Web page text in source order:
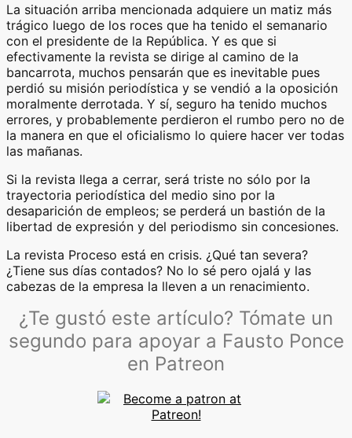
La situación arriba mencionada adquiere un matiz más
trágico luego de los roces que ha tenido el semanario
con el presidente de la República. Y es que si
efectivamente la revista se dirige al camino de la
bancarrota, muchos pensarán que es inevitable pues
perdió su misión periodística y se vendió a la oposición
moralmente derrotada. Y sí, seguro ha tenido muchos
errores, y probablemente perdieron el rumbo pero no de
la manera en que el oficialismo lo quiere hacer ver todas
las mañanas.
Si la revista llega a cerrar, será triste no sólo por la
trayectoria periodística del medio sino por la
desaparición de empleos; se perderá un bastión de la
libertad de expresión y del periodismo sin concesiones.
La revista Proceso está en crisis. ¿Qué tan severa?
¿Tiene sus días contados? No lo sé pero ojalá y las
cabezas de la empresa la lleven a un renacimiento.
¿Te gustó este artículo? Tómate un
segundo para apoyar a Fausto Ponce
en Patreon